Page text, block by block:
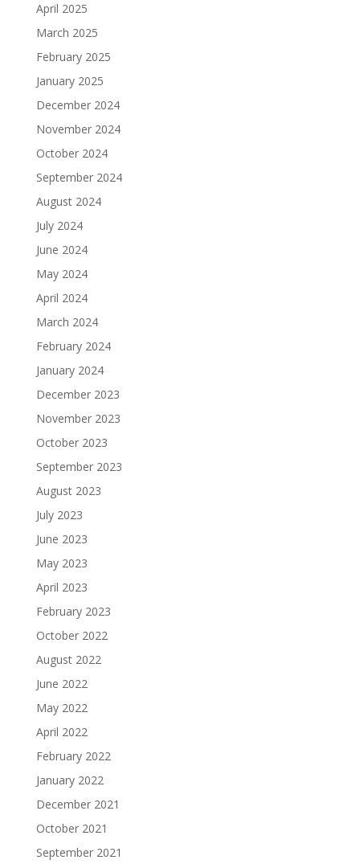
April 2025
March 2025
February 2025
January 2025
December 2024
November 2024
October 2024
September 2024
August 2024
July 2024
June 2024
May 2024
April 2024
March 2024
February 2024
January 2024
December 2023
November 2023
October 2023
September 2023
August 2023
July 2023
June 2023
May 2023
April 2023
February 2023
October 2022
August 2022
June 2022
May 2022
April 2022
February 2022
January 2022
December 2021
October 2021
September 2021